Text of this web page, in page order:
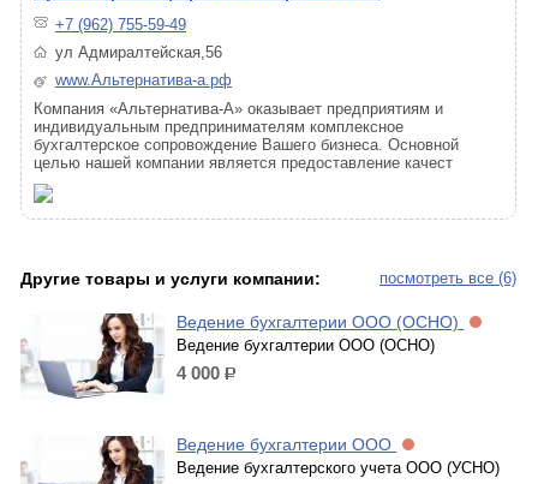
+7 (962) 755-59-49
ул Адмиралтейская,56
www.Альтернатива-а.рф
Компания «Альтернатива-А» оказывает предприятиям и
индивидуальным предпринимателям комплексное
бухгалтерское сопровождение Вашего бизнеса. Основной
целью нашей компании является предоставление качест
посмотреть все (6)
Другие товары и услуги компании:
Ведение бухгалтерии ООО (ОСНО)
Ведение бухгалтерии ООО (ОСНО)
4 000 р.
Ведение бухгалтерии ООО
Ведение бухгалтерского учета ООО (УСНО)